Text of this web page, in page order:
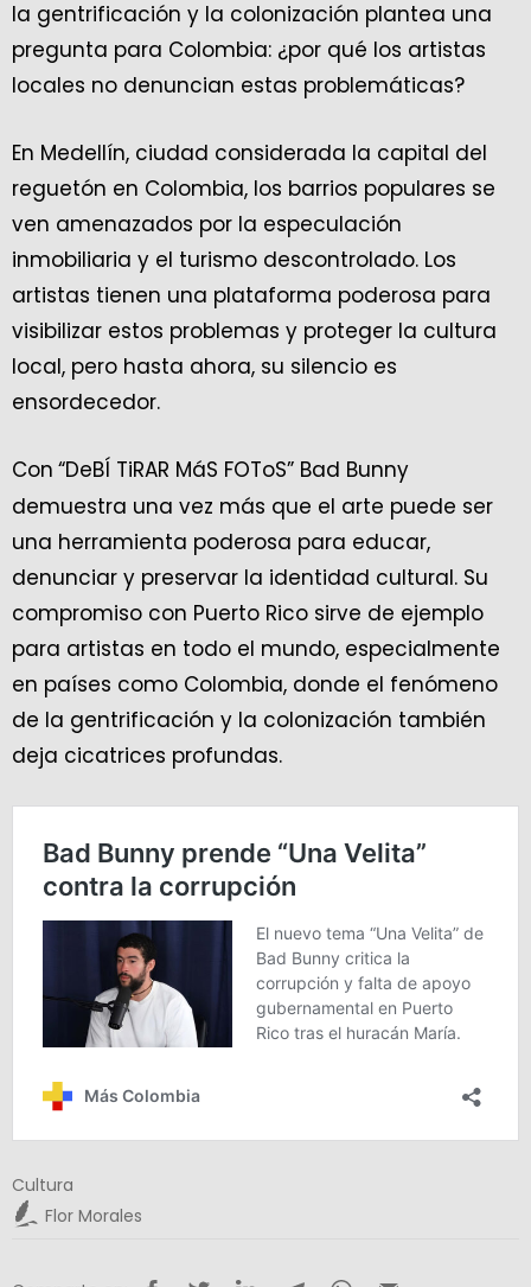
la gentrificación y la colonización plantea una
pregunta para Colombia: ¿por qué los artistas
locales no denuncian estas problemáticas?
En Medellín, ciudad considerada la capital del
reguetón en Colombia, los barrios populares se
ven amenazados por la especulación
inmobiliaria y el turismo descontrolado. Los
artistas tienen una plataforma poderosa para
visibilizar estos problemas y proteger la cultura
local, pero hasta ahora, su silencio es
ensordecedor.
Con “DeBÍ TiRAR MáS FOToS” Bad Bunny
demuestra una vez más que el arte puede ser
una herramienta poderosa para educar,
denunciar y preservar la identidad cultural. Su
compromiso con Puerto Rico sirve de ejemplo
para artistas en todo el mundo, especialmente
en países como Colombia, donde el fenómeno
de la gentrificación y la colonización también
deja cicatrices profundas.
Cultura
Flor Morales